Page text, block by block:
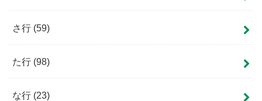
さ行 (59)
た行 (98)
な行 (23)